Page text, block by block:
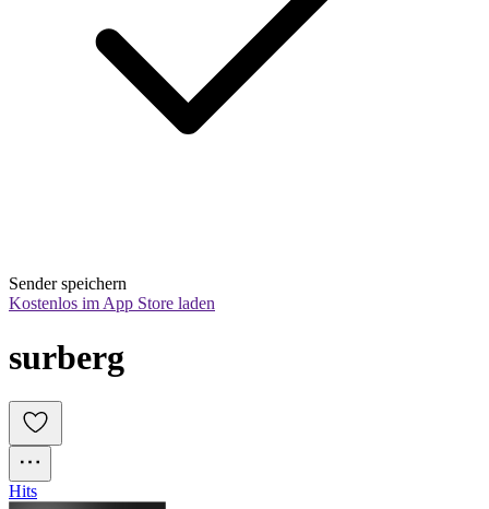
Sender speichern
Kostenlos im App Store laden
surberg
Hits